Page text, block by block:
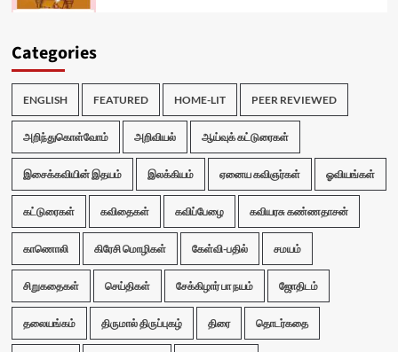
Categories
ENGLISH FEATURED HOME-LIT PEER REVIEWED
அறிந்துகொள்வோம் அறிவியல் ஆய்வுக் கட்டுரைகள்
இசைக்கவியின் இதயம் இலக்கியம் ஏனைய கவிஞர்கள் ஓவியங்கள்
கட்டுரைகள் கவிதைகள் கவிப்பேழை கவியரசு கண்ணதாசன்
காணொலி கிரேசி மொழிகள் கேள்வி-பதில் சமயம்
சிறுகதைகள் செய்திகள் சேக்கிழார் பா நயம் ஜோதிடம்
தலையங்கம் திருமால் திருப்புகழ் திரை தொடர்கதை